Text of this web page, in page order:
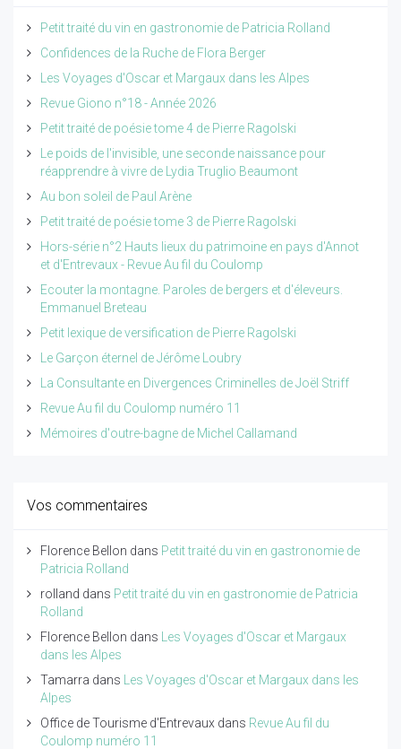
Petit traité du vin en gastronomie de Patricia Rolland
Confidences de la Ruche de Flora Berger
Les Voyages d'Oscar et Margaux dans les Alpes
Revue Giono n°18 - Année 2026
Petit traité de poésie tome 4 de Pierre Ragolski
Le poids de l'invisible, une seconde naissance pour
réapprendre à vivre de Lydia Truglio Beaumont
Au bon soleil de Paul Arène
Petit traité de poésie tome 3 de Pierre Ragolski
Hors-série n°2 Hauts lieux du patrimoine en pays d'Annot
et d'Entrevaux - Revue Au fil du Coulomp
Ecouter la montagne. Paroles de bergers et d'éleveurs.
Emmanuel Breteau
Petit lexique de versification de Pierre Ragolski
Le Garçon éternel de Jérôme Loubry
La Consultante en Divergences Criminelles de Joël Striff
Revue Au fil du Coulomp numéro 11
Mémoires d'outre-bagne de Michel Callamand
Vos commentaires
Florence Bellon dans Petit traité du vin en gastronomie de
Patricia Rolland
rolland dans Petit traité du vin en gastronomie de Patricia
Rolland
Florence Bellon dans
Les Voyages d'Oscar et Margaux
dans les Alpes
Tamarra dans
Les Voyages d'Oscar et Margaux dans les
Alpes
Office de Tourisme d'Entrevaux dans Revue Au fil du
Coulomp numéro 11